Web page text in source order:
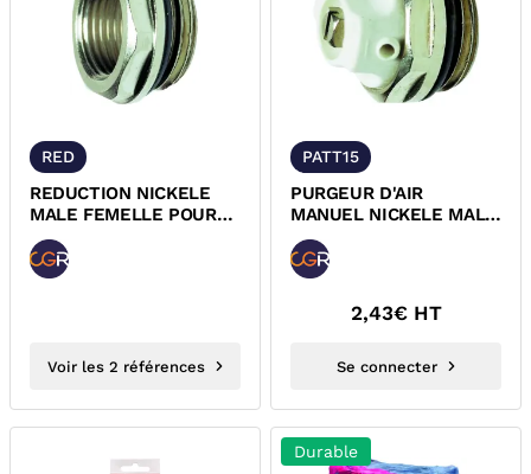
RED
REDUCTION NICKELE
MALE FEMELLE POUR
RADIATEUR
Voir les 2 références
PATT15
PURGEUR D'AIR
MANUEL NICKELE MALE
A TETE TOURNANTE
2,43€ HT
Se connecter
Durable